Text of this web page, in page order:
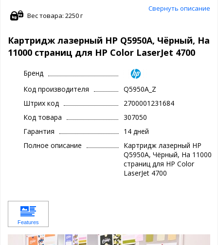
Свернуть описание
Вес товара: 2250 г
Картридж лазерный HP Q5950A, Чёрный, На
11000 страниц для HP Color LaserJet 4700
Бренд
Код производителя
Q5950A_Z
Штрих код
2700001231684
Код товара
307050
Гарантия
14 дней
Полное описание
Картридж лазерный HP
Q5950A, Чёрный, На 11000
страниц для HP Color
LaserJet 4700